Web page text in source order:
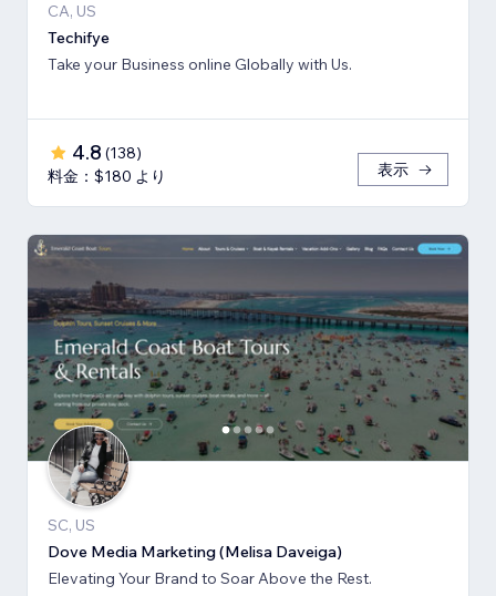
CA, US
Techifye
Take your Business online Globally with Us.
4.8 (138)
料金：$180 より
表示
SC, US
Dove Media Marketing (Melisa Daveiga)
Elevating Your Brand to Soar Above the Rest.